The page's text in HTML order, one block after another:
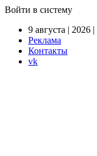
Войти в систему
9 августа | 2026
Реклама
Контакты
vk